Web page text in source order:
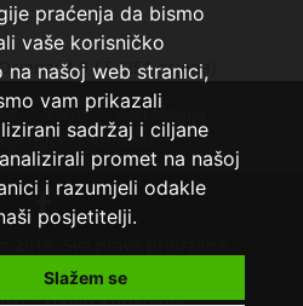
praćenja da bismo
vaše korisničko
na našoj web stranici,
vam prikazali
sadržaj i ciljane
promet na našoj
i razumjeli odakle
posjetitelji.
Slažem se
mob:1,12€ min
4.9 / 5 (251 ocjena)
Tarot
Astrologija
Kontakt
Sva prava pridržana.
072700700 - +18 |
|Uvjeti korištenja